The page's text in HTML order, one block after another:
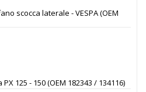
scocca laterale - VESPA (OEM
125 - 150 (OEM 182343 / 134116)